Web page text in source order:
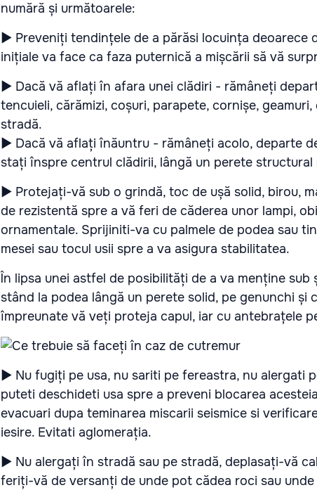
numără și următoarele:
► Preveniți tendințele de a părăsi locuința deoarece
inițiale va face ca faza puternică a mișcării să vă
► Dacă vă aflați în afara unei clădiri - rămâneți
tencuieli, cărămizi, coșuri, parapete, cornișe,
stradă.
► Dacă vă aflați înăuntru - rămâneți acolo, departe
stați înspre centrul clădirii, lângă un perete structural
► Protejați-vă sub o grindă, toc de ușă solid, birou,
de rezistentă spre a vă feri de căderea unor lampi,
ornamentale. Sprijiniti-va cu palmele de podea sau
mesei sau tocul usii spre a va asigura stabilitatea.
În lipsa unei astfel de posibilități de a va menține
stând la podea lângă un perete solid, pe genunchi și
împreunate vă veți proteja capul, iar cu antebrațele
► Nu fugiți pe usa, nu sariti pe fereastra, nu alergati
puteti deschideti usa spre a preveni blocarea
evacuari dupa teminarea miscarii seismice si
iesire. Evitati aglomerația.
► Nu alergați în stradă sau pe stradă, deplasați-vă
feriți-vă de versanți de unde pot cădea roci sau